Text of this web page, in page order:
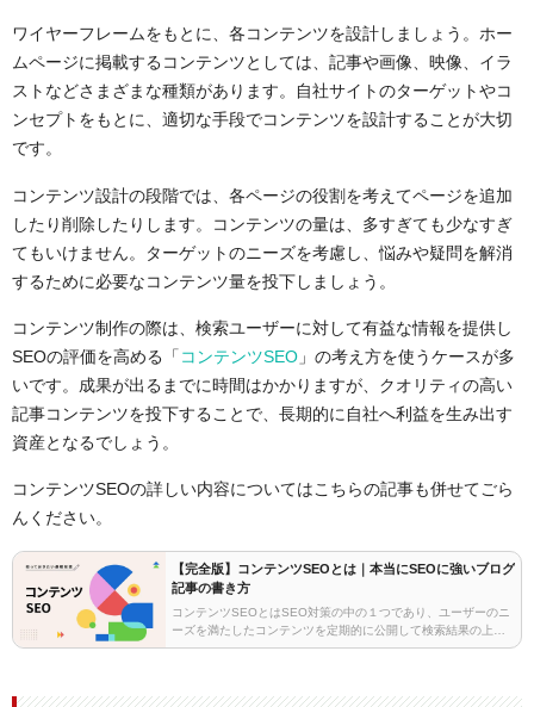
ワイヤーフレームをもとに、各コンテンツを設計しましょう。ホー
ムページに掲載するコンテンツとしては、記事や画像、映像、イラ
ストなどさまざまな種類があります。自社サイトのターゲットやコ
ンセプトをもとに、適切な手段でコンテンツを設計することが大切
です。
コンテンツ設計の段階では、各ページの役割を考えてページを追加
したり削除したりします。コンテンツの量は、多すぎても少なすぎ
てもいけません。ターゲットのニーズを考慮し、悩みや疑問を解消
するために必要なコンテンツ量を投下しましょう。
コンテンツ制作の際は、検索ユーザーに対して有益な情報を提供し
SEOの評価を高める「 コンテンツSEO 」の考え方を使うケースが多
いです。成果が出るまでに時間はかかりますが、クオリティの高い
記事コンテンツを投下することで、長期的に自社へ利益を生み出す
資産となるでしょう。
コンテンツSEOの詳しい内容についてはこちらの記事も併せてごら
んください。
【完全版】コンテンツSEOとは｜本当にSEOに強いブログ
記事の書き方
コンテンツSEOとはSEO対策の中の１つであり、ユーザーのニ
ーズを満たしたコンテンツを定期的に公開して検索結果の上位
表示を目指すマーケティング手法です。成果を出すためには、